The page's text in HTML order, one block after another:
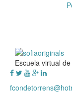
Escuela virtual